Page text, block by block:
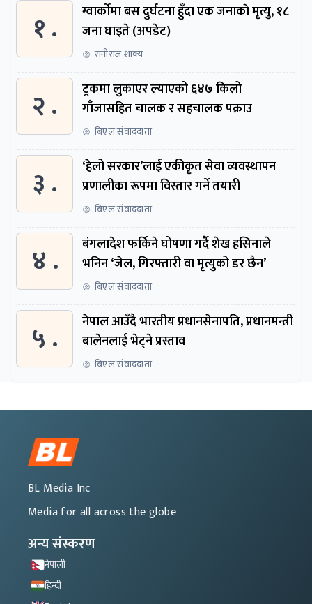
१ .
ग्वार्काेमा बस दुर्घटना हुँदा एक जनाकाे मृत्यु, १८
जना घाइते (अपडेट)
सनीराज शाक्य
२ .
ट्रकमा लुकाएर ल्याएको ६४७ किलो
गाँजासहित चालक र सहचालक पक्राउ
बिएल संवाददाता
३ .
‘हेलो सरकार’लाई एकीकृत सेवा व्यवस्थापन
प्रणालीका रूपमा विस्तार गर्ने तयारी
बिएल संवाददाता
४ .
बंगलादेश फर्किने घोषणा गर्दै शेख हसिनाले
भनिन ‘जेल, गिरफ्तारी वा मृत्युको डर छैन’
बिएल संवाददाता
५ .
नेपाल आउँदै भारतीय प्रधानसेनापति, प्रधानमन्त्री
बालेनलाई भेट्ने प्रस्ताव
बिएल संवाददाता
BL Media Inc
Media for all across the globe
अन्य संस्करण
नेपाली
हिन्दी